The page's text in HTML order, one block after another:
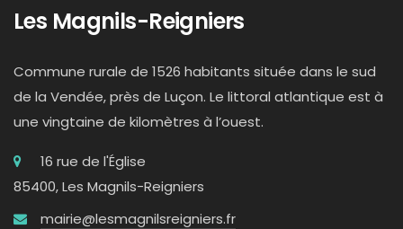
Les Magnils-Reigniers
Commune rurale de 1526 habitants située dans le sud
de la Vendée, près de Luçon. Le littoral atlantique est à
une vingtaine de kilomètres à l’ouest.
16 rue de l'Église
85400, Les Magnils-Reigniers
mairie@lesmagnilsreigniers.fr